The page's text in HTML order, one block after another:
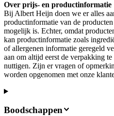
Over prijs- en productinformatie
Bij Albert Heijn doen we er alles
productinformatie van de
mogelijk is. Echter, omdat
kan productinformatie zoals
of allergenen informatie geregeld
aan om altijd eerst de verpakking
nuttigen. Zijn er vragen of
worden opgenomen met onze
Boodschappen